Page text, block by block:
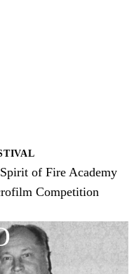
Spirit of Fire Academy
Competition